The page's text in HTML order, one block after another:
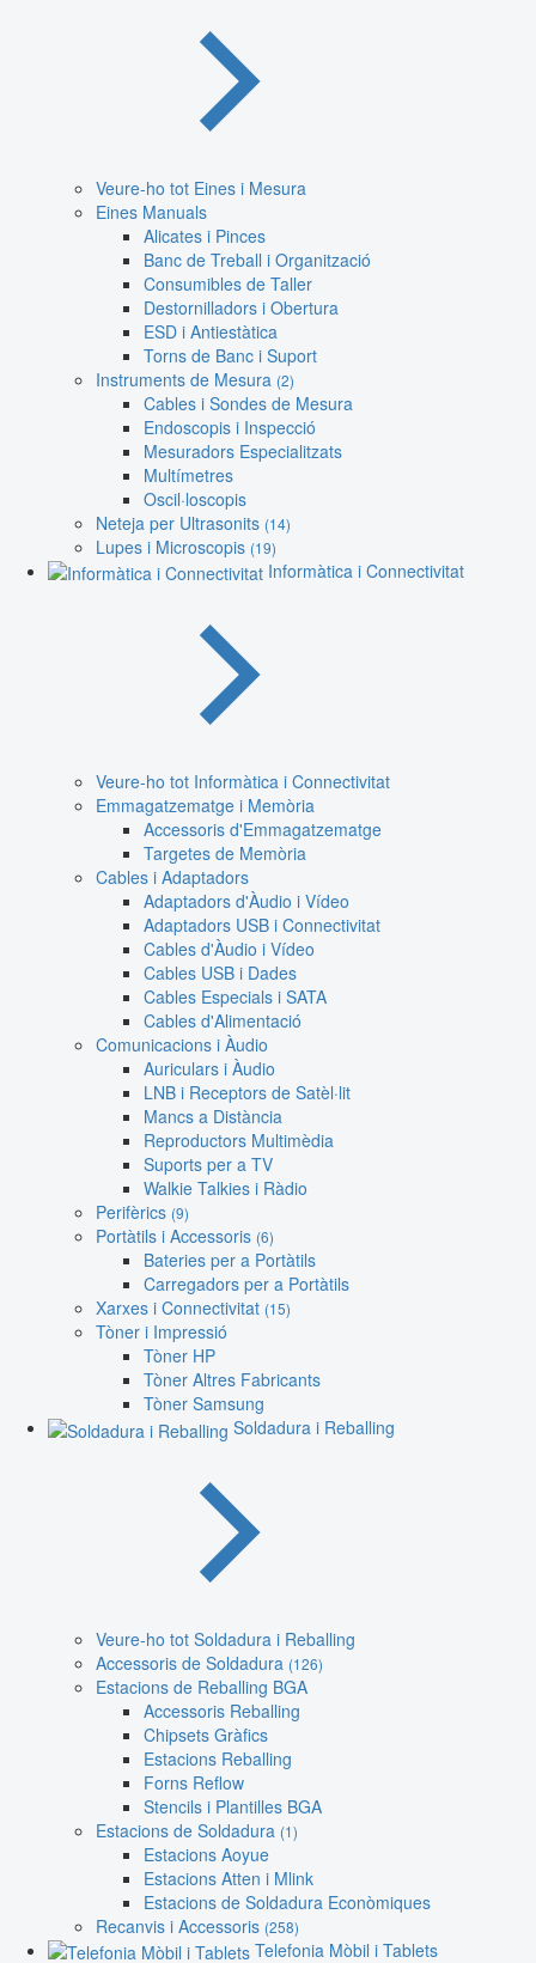
Veure-ho tot Eines i Mesura
Eines Manuals
Alicates i Pinces
Banc de Treball i Organització
Consumibles de Taller
Destornilladors i Obertura
ESD i Antiestàtica
Torns de Banc i Suport
Instruments de Mesura (2)
Cables i Sondes de Mesura
Endoscopis i Inspecció
Mesuradors Especialitzats
Multímetres
Oscil·loscopis
Neteja per Ultrasonits (14)
Lupes i Microscopis (19)
Informàtica i Connectivitat
Veure-ho tot Informàtica i Connectivitat
Emmagatzematge i Memòria
Accessoris d'Emmagatzematge
Targetes de Memòria
Cables i Adaptadors
Adaptadors d'Àudio i Vídeo
Adaptadors USB i Connectivitat
Cables d'Àudio i Vídeo
Cables USB i Dades
Cables Especials i SATA
Cables d'Alimentació
Comunicacions i Àudio
Auriculars i Àudio
LNB i Receptors de Satèl·lit
Mancs a Distància
Reproductors Multimèdia
Suports per a TV
Walkie Talkies i Ràdio
Perifèrics (9)
Portàtils i Accessoris (6)
Bateries per a Portàtils
Carregadors per a Portàtils
Xarxes i Connectivitat (15)
Tòner i Impressió
Tòner HP
Tòner Altres Fabricants
Tòner Samsung
Soldadura i Reballing
Veure-ho tot Soldadura i Reballing
Accessoris de Soldadura (126)
Estacions de Reballing BGA
Accessoris Reballing
Chipsets Gràfics
Estacions Reballing
Forns Reflow
Stencils i Plantilles BGA
Estacions de Soldadura (1)
Estacions Aoyue
Estacions Atten i Mlink
Estacions de Soldadura Econòmiques
Recanvis i Accessoris (258)
Telefonia Mòbil i Tablets